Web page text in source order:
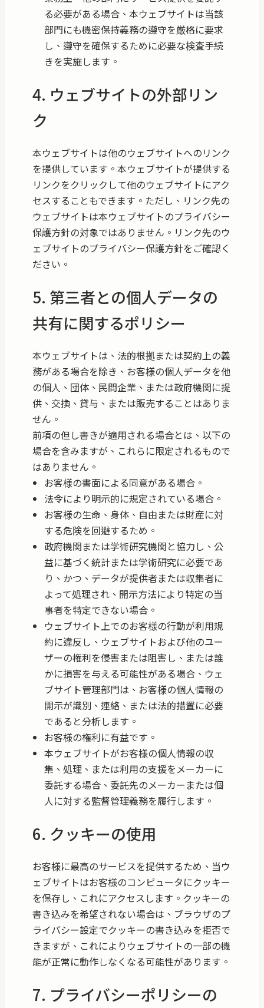
る必要がある場合、本ウェブサイトは当該
部門にも機密保持義務の遵守を厳格に要求
し、遵守を確保するために必要な検査手続
きを実施します。
4. ウェブサイトの外部リン
ク
本ウェブサイトは他のウェブサイトへのリンク
を提供しています。本ウェブサイトが提供する
リンクをクリックして他のウェブサイトにアク
セスすることもできます。ただし、リンク先の
ウェブサイトは本ウェブサイトのプライバシー
保護方針の対象ではありません。リンク先のウ
ェブサイトのプライバシー保護方針をご確認く
ださい。
5. 第三者との個人データの
共有に関するポリシー
本ウェブサイトは、法的根拠または契約上の義
務がある場合を除き、お客様の個人データを他
の個人、団体、民間企業、または政府機関に提
供、交換、貸与、または販売することはありま
せん。
前項の但し書きが適用される場合とは、以下の
場合を含みますが、これらに限定されるもので
はありません。
お客様の書面による同意がある場合。
法令により明示的に規定されている場合。
お客様の生命、身体、自由または財産に対
する危険を回避するため。
政府機関または学術研究機関と協力し、公
益に基づく統計または学術研究に必要であ
り、かつ、データが提供者または収集者に
よって処理され、開示方法により特定の当
事者を特定できない場合。
ウェブサイト上でのお客様の行動が利用規
約に違反し、ウェブサイトおよび他のユー
ザーの権利を侵害または阻害し、または誰
かに損害を与える可能性がある場合、ウェ
ブサイト管理部門は、お客様の個人情報の
開示が識別、連絡、または法的措置に必要
であると分析します。
お客様の権利に有益です。
本ウェブサイトがお客様の個人情報の収
集、処理、または利用の支援をメーカーに
委託する場合、委託先のメーカーまたは個
人に対する監督管理義務を履行します。
6. クッキーの使用
お客様に最高のサービスを提供するため、当ウ
ェブサイトはお客様のコンピュータにクッキー
を保存し、これにアクセスします。クッキーの
書き込みを希望されない場合は、ブラウザのプ
ライバシー設定でクッキーの書き込みを拒否で
きますが、これによりウェブサイトの一部の機
能が正常に動作しなくなる可能性があります。
7. プライバシーポリシーの